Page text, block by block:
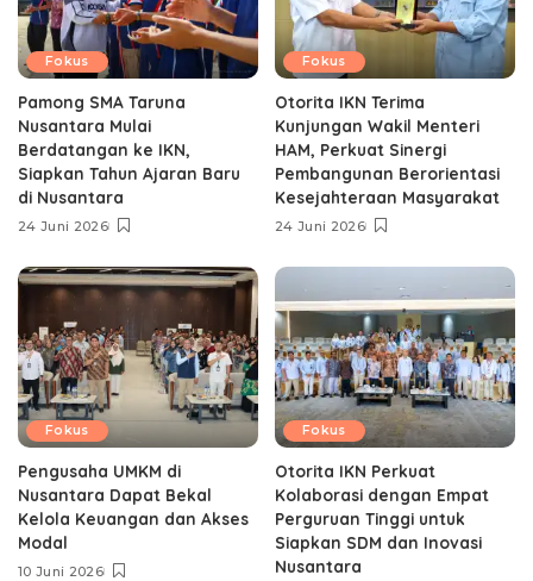
Fokus
Pamong SMA Taruna
Nusantara Mulai
Berdatangan ke IKN,
Siapkan Tahun Ajaran Baru
di Nusantara
24 Juni 2026
Fokus
Otorita IKN Terima
Kunjungan Wakil Menteri
HAM, Perkuat Sinergi
Pembangunan Berorientasi
Kesejahteraan Masyarakat
24 Juni 2026
Fokus
Pengusaha UMKM di
Nusantara Dapat Bekal
Kelola Keuangan dan Akses
Modal
10 Juni 2026
Fokus
Otorita IKN Perkuat
Kolaborasi dengan Empat
Perguruan Tinggi untuk
Siapkan SDM dan Inovasi
Nusantara